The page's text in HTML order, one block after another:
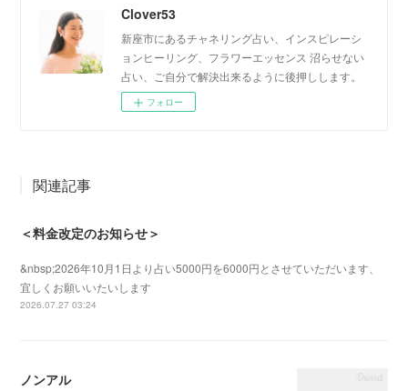
Clover53
新座市にあるチャネリング占い、インスピレーシ
ョンヒーリング、フラワーエッセンス 沼らせない
占い、ご自分で解決出来るように後押しします。
フォロー
関連記事
＜料金改定のお知らせ＞
&nbsp;2026年10月1日より占い5000円を6000円とさせていただいます、
宜しくお願いいたいします
2026.07.27 03:24
ノンアル